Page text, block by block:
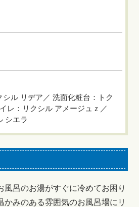
ル リデア／ 洗面化粧台：トク
レ：リクシル アメージュｚ／
シエラ
風呂のお湯がすぐに冷めてお困り
かみのある雰囲気のお風呂場にリ